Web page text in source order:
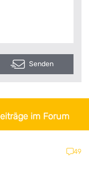
Senden
im Forum
49